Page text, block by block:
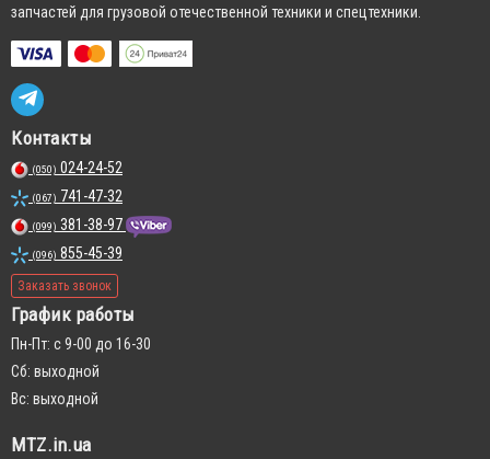
запчастей для грузовой отечественной техники и спецтехники.
Контакты
(050) 024-24-52
(067) 741-47-32
(099) 381-38-97
(096) 855-45-39
Заказать звонок
График работы
Пн-Пт: с 9-00 до 16-30
Сб: выходной
Вс: выходной
MTZ.in.ua